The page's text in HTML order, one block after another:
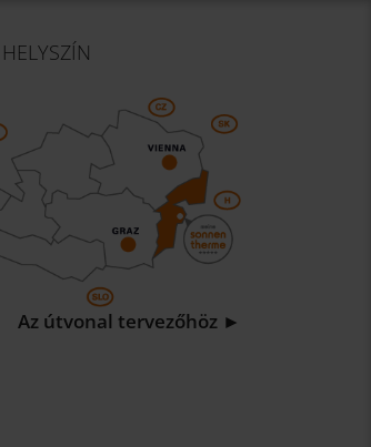
HELYSZÍN
Az útvonal tervezőhöz ►